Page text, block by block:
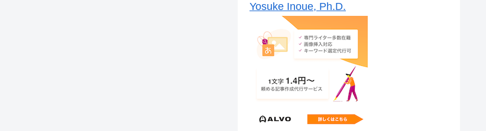
Yosuke Inoue, Ph.D.